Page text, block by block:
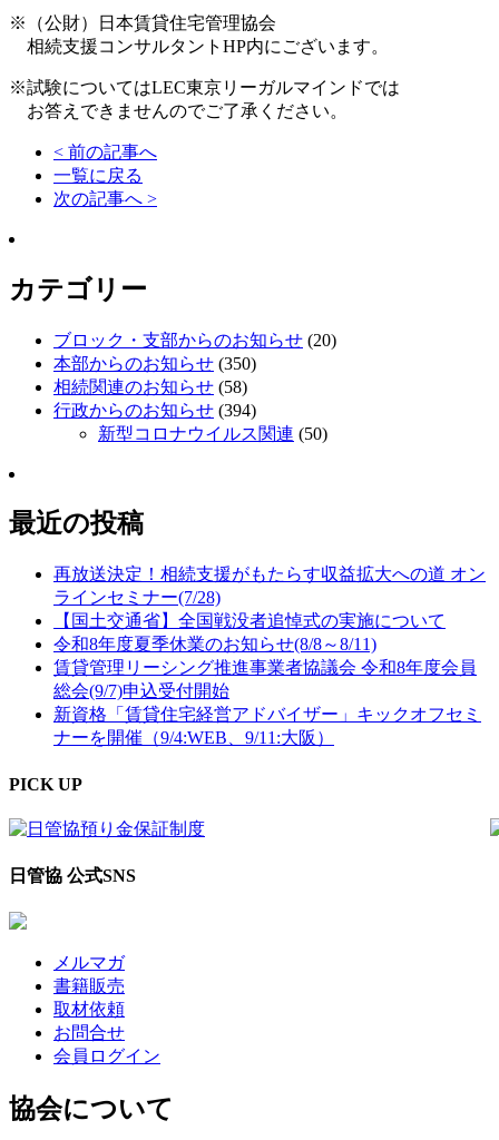
※（公財）日本賃貸住宅管理協会
相続支援コンサルタントHP内にございます。
※試験についてはLEC東京リーガルマインドでは
お答えできませんのでご了承ください。
< 前の記事へ
一覧に戻る
次の記事へ >
カテゴリー
ブロック・支部からのお知らせ (20)
本部からのお知らせ (350)
相続関連のお知らせ (58)
行政からのお知らせ (394)
新型コロナウイルス関連 (50)
最近の投稿
再放送決定！相続支援がもたらす収益拡大への道 オン
ラインセミナー(7/28)
【国土交通省】全国戦没者追悼式の実施について
令和8年度夏季休業のお知らせ(8/8～8/11)
賃貸管理リーシング推進事業者協議会 令和8年度会員
総会(9/7)申込受付開始
新資格「賃貸住宅経営アドバイザー」キックオフセミ
ナーを開催（9/4:WEB、9/11:大阪）
PICK UP
日管協 公式SNS
メルマガ
書籍販売
取材依頼
お問合せ
会員ログイン
協会について